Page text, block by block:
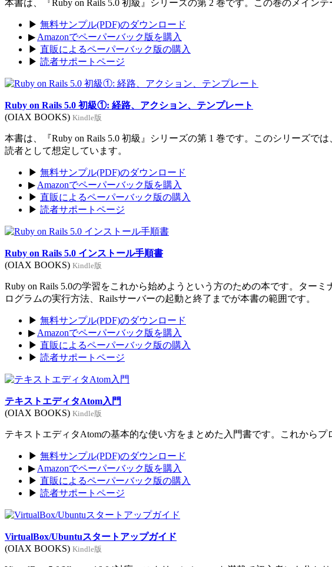
本書は、『Ruby on Rails 5.0 初級』シリーズの第 2 巻です。この巻のメイン
▶ 無料サンプル(PDF)のダウンロード
▶ Amazonでペーパーバック版を購入
▶ 直販によるペーパーバック版の購入
▶ 読者サポートページ
Ruby on Rails 5.0 初級①: 経路、アクション、テンプレート
(OIAX BOOKS) Kindle版
本書は、『Ruby on Rails 5.0 初級』シリーズの第 1 巻です。このシリーズで
読者として想定しています。
▶ 無料サンプル(PDF)のダウンロード
▶ Amazonでペーパーバック版を購入
▶ 直販によるペーパーバック版の購入
▶ 読者サポートページ
Ruby on Rails 5.0 インストール手順書
(OIAX BOOKS) Kindle版
Ruby on Rails 5.0の学習をこれから始めようという方のための本です。ター
ログラムの実行方法、Railsサーバーの起動と終了までが本書の範囲です。
▶ 無料サンプル(PDF)のダウンロード
▶ Amazonでペーパーバック版を購入
▶ 直販によるペーパーバック版の購入
▶ 読者サポートページ
テキストエディタAtom入門
(OIAX BOOKS) Kindle版
テキストエディタAtomの基本的な使い方をまとめた入門書です。これから
▶ 無料サンプル(PDF)のダウンロード
▶ Amazonでペーパーバック版を購入
▶ 直販によるペーパーバック版の購入
▶ 読者サポートページ
VirtualBox/Ubuntuスタートアップガイド
(OIAX BOOKS) Kindle版